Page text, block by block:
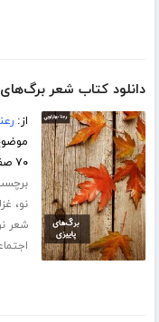
دانلود کتاب شعر برگ‌های
از:
۷۰ صفحه
نو،
شعر